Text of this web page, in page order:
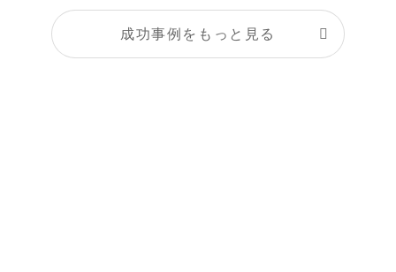
成功事例をもっと見る